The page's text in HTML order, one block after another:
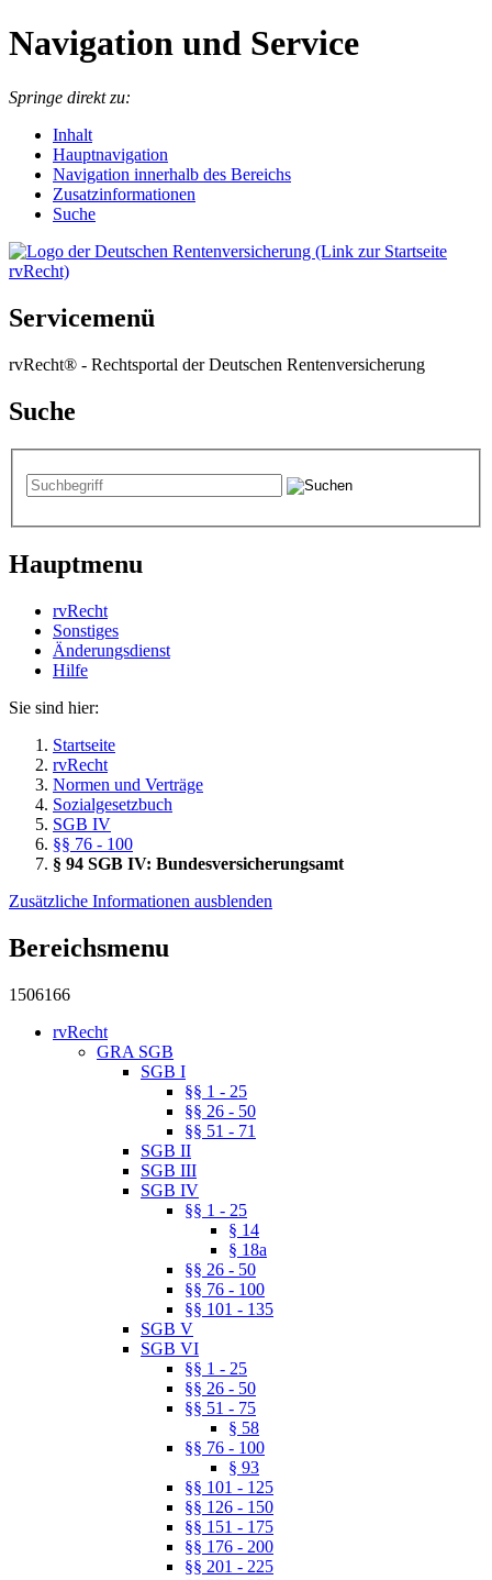
Navigation und Service
Springe direkt zu:
Inhalt
Hauptnavigation
Navigation innerhalb des Bereichs
Zusatzinformationen
Suche
Servicemenü
rvRecht® - Rechtsportal der Deutschen Rentenversicherung
Suche
Hauptmenu
rvRecht
Sonstiges
Änderungsdienst
Hil­fe
Sie sind hier:
Startseite
rvRecht
Normen und Verträge
Sozialgesetzbuch
SGB IV
§§ 76 - 100
§ 94 SGB IV: Bundesversicherungsamt
Zusätzliche Informationen ausblenden
Bereichsmenu
1506166
rvRecht
GRA SGB
SGB I
§§ 1 - 25
§§ 26 - 50
§§ 51 - 71
SGB II
SGB III
SGB IV
§§ 1 - 25
§ 14
§ 18a
§§ 26 - 50
§§ 76 - 100
§§ 101 - 135
SGB V
SGB VI
§§ 1 - 25
§§ 26 - 50
§§ 51 - 75
§ 58
§§ 76 - 100
§ 93
§§ 101 - 125
§§ 126 - 150
§§ 151 - 175
§§ 176 - 200
§§ 201 - 225